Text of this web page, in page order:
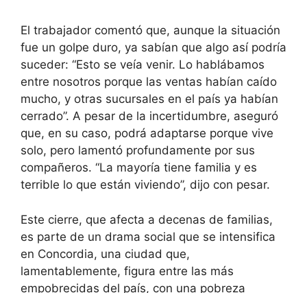
El trabajador comentó que, aunque la situación
fue un golpe duro, ya sabían que algo así podría
suceder: “Esto se veía venir. Lo hablábamos
entre nosotros porque las ventas habían caído
mucho, y otras sucursales en el país ya habían
cerrado”. A pesar de la incertidumbre, aseguró
que, en su caso, podrá adaptarse porque vive
solo, pero lamentó profundamente por sus
compañeros. “La mayoría tiene familia y es
terrible lo que están viviendo”, dijo con pesar.
Este cierre, que afecta a decenas de familias,
es parte de un drama social que se intensifica
en Concordia, una ciudad que,
lamentablemente, figura entre las más
empobrecidas del país, con una pobreza